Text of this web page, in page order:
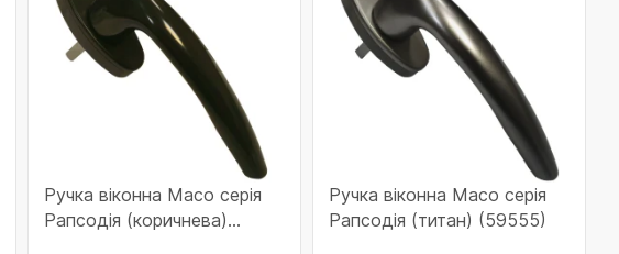
Ручка віконна Масо серія
Рапсодія (коричнева)
Ручка віконна Масо серія
Рапсодія (титан) (59555)